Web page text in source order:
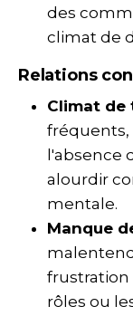
des
climat de
Relations
Climat de
fréquents,
l'absence
alourdir
mentale.
Manque
frustration
rôles ou